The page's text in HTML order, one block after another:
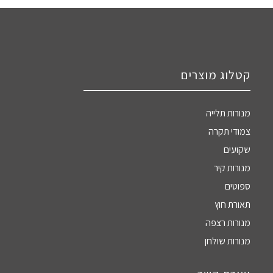
קטלוג מוצרים
מנורות תלייה
צמודי תקרה
שקועים
מנורות קיר
ספוטים
תאורת חוץ
מנורות רצפה
מנורות שולחן